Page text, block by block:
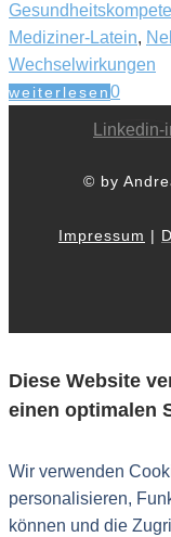
Mediziner-Latein,
Wechselwirkungen
weiterlesen0
Linkedin-
© by
Impressum |
Diese Website
einen optimalen
Wir verwenden
personalisieren,
können und die